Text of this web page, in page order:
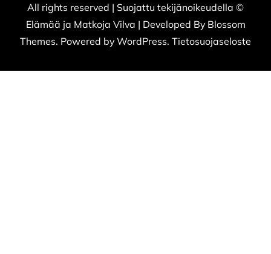
All rights reserved | Suojattu tekijänoikeudella ©
Elämää ja Matkoja Vilva | Developed By Blossom
Themes. Powered byWordPress. Tietosuojaseloste